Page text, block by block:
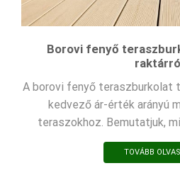
Borovi fenyő
A borovi fenyő
kedvező ár-érték arányú
teraszokhoz. Bemutatjuk,
TOVÁBB